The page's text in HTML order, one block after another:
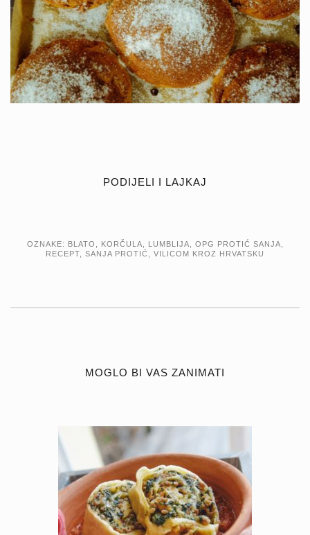
PODIJELI I LAJKAJ
OZNAKE: BLATO KORČULA LUMBLIJA OPG PROTIĆ SANJA
RECEPT
SANJA PROTIĆ VILICOM KROZ HRVATSKU
MOGLO BI VAS ZANIMATI